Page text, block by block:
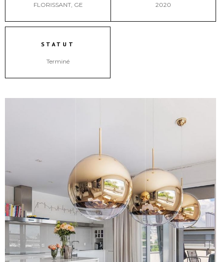
FLORISSANT, GE 2020
STATUT
Terminé